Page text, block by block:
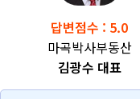
답변점수 : 5.0
마곡박사부동산
김광수 대표